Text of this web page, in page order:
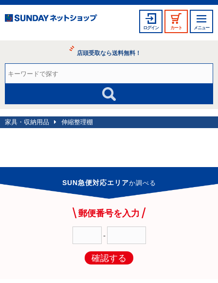
ログイン カート メニュー
店頭受取なら送料無料！
家具・収納用品 伸縮整理棚
SUN急便対応エリアか調べる
郵便番号を入力
-
確認する